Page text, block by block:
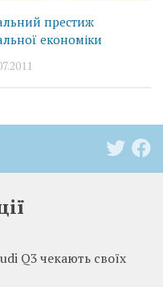
престиж
економіки
Q3 чекають своїх